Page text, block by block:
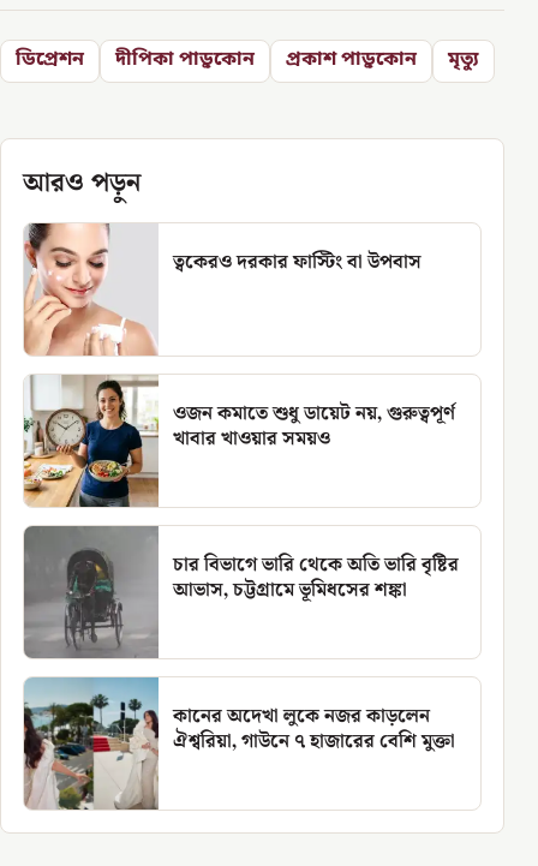
ডিপ্রেশন দীপিকা পাড়ুকোন প্রকাশ পাড়ুকোন মৃত্যু
আরও পড়ুন
ত্বকেরও দরকার ফাস্টিং বা উপবাস
ওজন কমাতে শুধু ডায়েট নয়, গুরুত্বপূর্ণ
খাবার খাওয়ার সময়ও
চার বিভাগে ভারি থেকে অতি ভারি বৃষ্টির
আভাস, চট্টগ্রামে ভূমিধসের শঙ্কা
কানের অদেখা লুকে নজর কাড়লেন
ঐশ্বরিয়া, গাউনে ৭ হাজারের বেশি মুক্তা